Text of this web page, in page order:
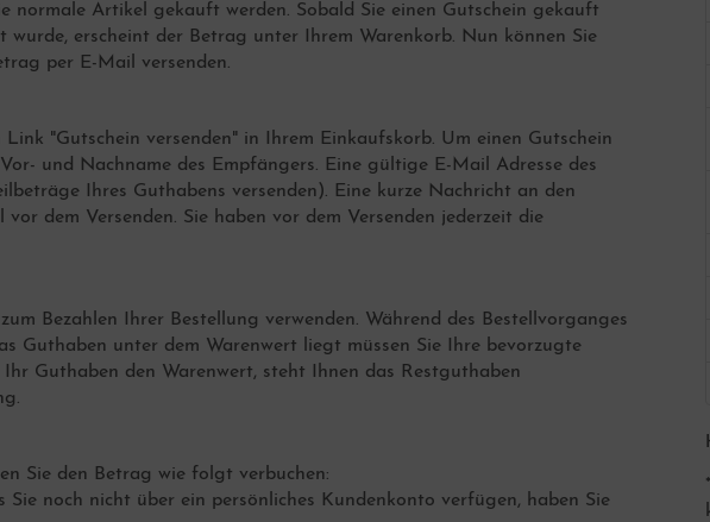
normale Artikel gekauft werden. Sobald Sie einen Gutschein gekauft
erscheint der Betrag unter Ihrem Warenkorb. Nun können Sie
per E-Mail versenden.
"Gutschein versenden" in Ihrem Einkaufskorb. Um einen Gutschein
und Nachname des Empfängers. Eine gültige E-Mail Adresse des
Ihres Guthabens versenden). Eine kurze Nachricht an den
dem Versenden. Sie haben vor dem Versenden jederzeit die
Bezahlen Ihrer Bestellung verwenden. Während des Bestellvorganges
Guthaben unter dem Warenwert liegt müssen Sie Ihre bevorzugte
Guthaben den Warenwert, steht Ihnen das Restguthaben
Sie den Betrag wie folgt verbuchen:
noch nicht über ein persönliches Kundenkonto verfügen, haben Sie